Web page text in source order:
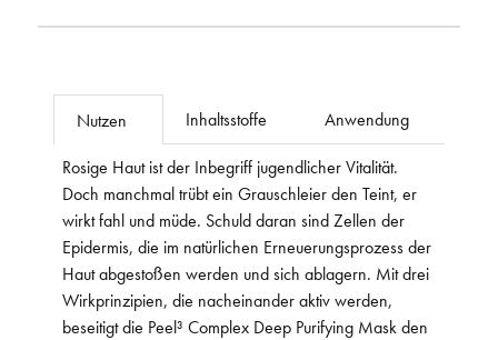
Nutzen Inhaltsstoffe Anwendung
Rosige Haut ist der Inbegriff jugendlicher Vitalität.
Doch manchmal trübt ein Grauschleier den Teint, er
wirkt fahl und müde. Schuld daran sind Zellen der
Epidermis, die im natürlichen Erneuerungsprozess der
Haut abgestoßen werden und sich ablagern. Mit drei
Wirkprinzipien, die nacheinander aktiv werden,
beseitigt die Peel³ Complex Deep Purifying Mask den